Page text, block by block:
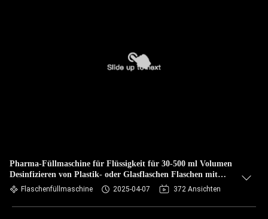
Pharma-Füllmaschine für Flüssigkeit für 30-500 ml Volumen
Desinfizieren von Plastik- oder Glasflaschen Flaschen mit
GMPFlaschenfüllmaschine 2025-04-07 372 Ansichten